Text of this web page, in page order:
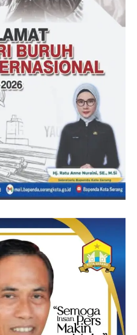
dan bekerja sama
sehingga sidang berjalan
masih berusia muda,
memiliki masa depan
perbuatannya serta
di kemudian hari.
dari terduga pelanggar
saat persidangan pidana di
terduga pelanggar telah
J, bersimpuh, dan meminta
Sehingga keluarga Brigadir J
pelanggar dalam
berani menolak perintah
Bharada atau
perintah menembak Brigadir J
jenjang kepangkatan
sangat jauh.
yang mau bekerja sama dan